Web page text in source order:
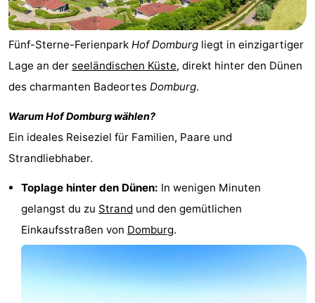
Domburg
Joossesweg
-
Résidence
Wijngaerde
Hotels
Lastminutes
Sehen
&
-
Museen
Denkmäler
Leuchtturme
Fünf-Sterne-Ferienpark Hof Domburg liegt in einzigartiger
Lage an der seeländischen Küste, direkt hinter den Dünen
des charmanten Badeortes Domburg.
WarumHof Domburg wählen?
Ein ideales Reiseziel für Familien, Paare und
Strandliebhaber.
Toplage hinter den Dünen: In wenigen Minuten
gelangst du zu Strand und den gemütlichen
Einkaufsstraßen von Domburg.